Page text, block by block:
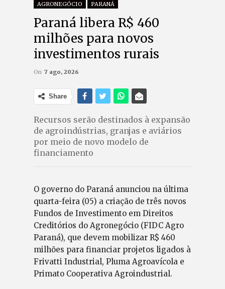
AGRONEGÓCIO PARANÁ
Paraná libera R$ 460
milhões para novos
investimentos rurais
On 7 ago, 2026
Share
Recursos serão destinados à expansão
de agroindústrias, granjas e aviários
por meio de novo modelo de
financiamento
O governo do Paraná anunciou na última
quarta-feira (05) a criação de três novos
Fundos de Investimento em Direitos
Creditórios do Agronegócio (FIDC Agro
Paraná), que devem mobilizar R$ 460
milhões para financiar projetos ligados à
Frivatti Industrial, Pluma Agroavícola e
Primato Cooperativa Agroindustrial.